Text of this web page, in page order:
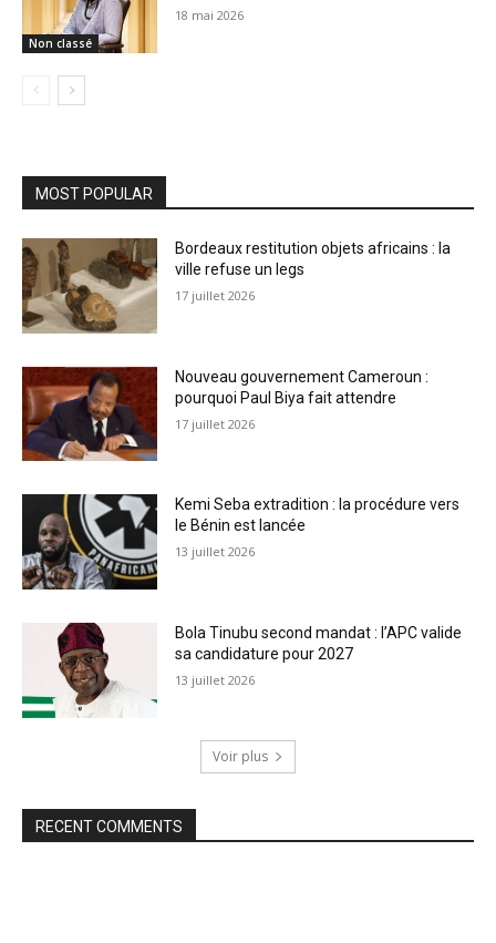
Non classé
18 mai 2026
MOST POPULAR
Bordeaux restitution objets africains : la
ville refuse un legs
17 juillet 2026
Nouveau gouvernement Cameroun :
pourquoi Paul Biya fait attendre
17 juillet 2026
Kemi Seba extradition : la procédure vers
le Bénin est lancée
13 juillet 2026
Bola Tinubu second mandat : l’APC valide
sa candidature pour 2027
13 juillet 2026
Voir plus
RECENT COMMENTS